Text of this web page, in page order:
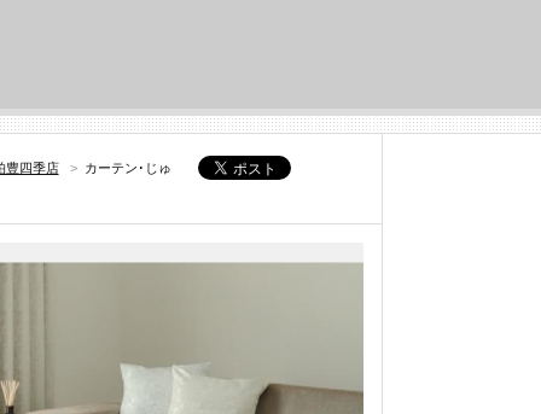
豊四季店 > カーテン･じゅ